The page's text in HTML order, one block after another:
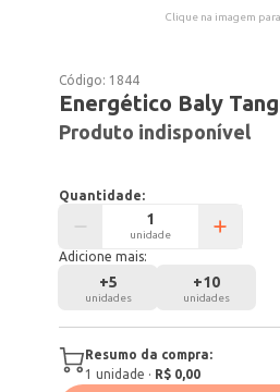
Clique na imagem
Código: 1844
Energético Baly
Produto indisponível
Quantidade:
unidade
Adicione mais:
+5
unidades
+10
unidades
Resumo da compra:
1 unidade · R$ 0,00